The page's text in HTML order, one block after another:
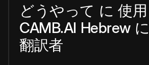
どうやって に 使用
CAMB.AI Hebrew に
翻訳者